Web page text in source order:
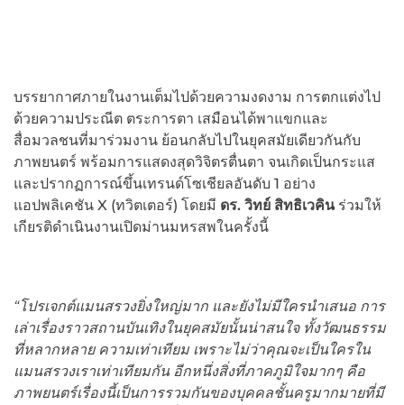
บรรยากาศภายในงานเต็มไปด้วยความงดงาม การตกแต่งไป
ด้วยความประณีต ตระการตา เสมือนได้พาแขกและ
สื่อมวลชนที่มาร่วมงาน ย้อนกลับไปในยุคสมัยเดียวกันกับ
ภาพยนตร์ พร้อมการแสดงสุดวิจิตรตื่นตา จนเกิดเป็นกระแส
และปรากฏการณ์ขึ้นเทรนด์โซเชียลอันดับ 1 อย่าง
แอปพลิเคชัน X (ทวิตเตอร์) โดยมี ดร. วิทย์ สิทธิเวคิน ร่วมให้
เกียรติดำเนินงานเปิดม่านมหรสพในครั้งนี้
“โปรเจกต์แมนสรวงยิ่งใหญ่มาก และยังไม่มีใครนำเสนอ การ
เล่าเรื่องราวสถานบันเทิงในยุคสมัยนั้นน่าสนใจ ทั้งวัฒนธรรม
ที่หลากหลาย ความเท่าเทียม เพราะไม่ว่าคุณจะเป็นใครใน
แมนสรวงเราเท่าเทียมกัน อีกหนึ่งสิ่งที่ภาคภูมิใจมากๆ คือ
ภาพยนตร์เรื่องนี้เป็นการรวมกันของบุคคลชั้นครูมากมายที่มี